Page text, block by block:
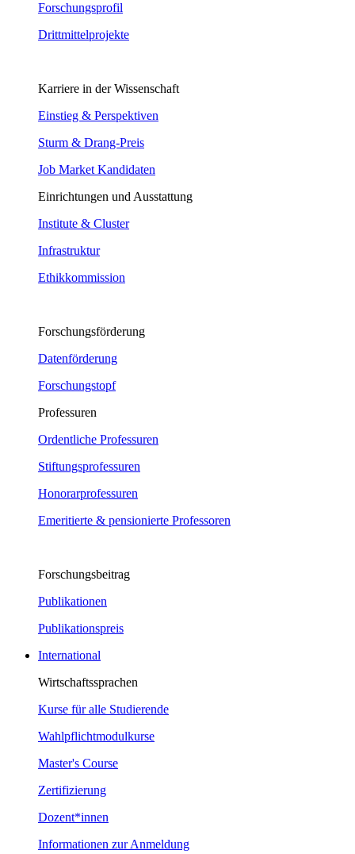
Forschungsprofil
Drittmittelprojekte
Karriere in der Wissenschaft
Einstieg & Perspektiven
Sturm & Drang-Preis
Job Market Kandidaten
Einrichtungen und Ausstattung
Institute & Cluster
Infrastruktur
Ethikkommission
Forschungsförderung
Datenförderung
Forschungstopf
Professuren
Ordentliche Professuren
Stiftungsprofessuren
Honorarprofessuren
Emeritierte & pensionierte Professoren
Forschungsbeitrag
Publikationen
Publikationspreis
International
Wirtschaftssprachen
Kurse für alle Studierende
Wahlpflichtmodulkurse
Master's Course
Zertifizierung
Dozent*innen
Informationen zur Anmeldung